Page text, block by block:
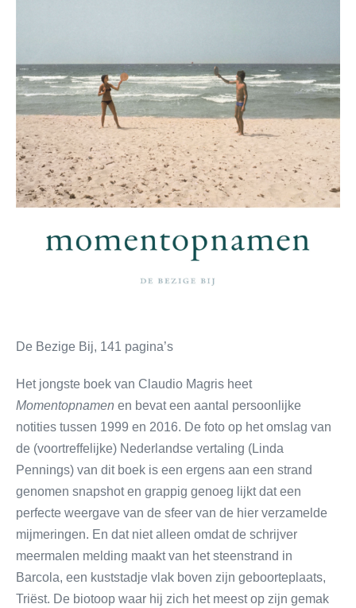
De Bezige Bij, 141 pagina’s
Het jongste boek van Claudio Magris heet
Momentopnamen en bevat een aantal persoonlijke
notities tussen 1999 en 2016. De foto op het omslag van
de (voortreffelijke) Nederlandse vertaling (Linda
Pennings) van dit boek is een ergens aan een strand
genomen snapshot en grappig genoeg lijkt dat een
perfecte weergave van de sfeer van de hier verzamelde
mijmeringen. En dat niet alleen omdat de schrijver
meermalen melding maakt van het steenstrand in
Barcola, een kuststadje vlak boven zijn geboorteplaats,
Triëst. De biotoop waar hij zich het meest op zijn gemak